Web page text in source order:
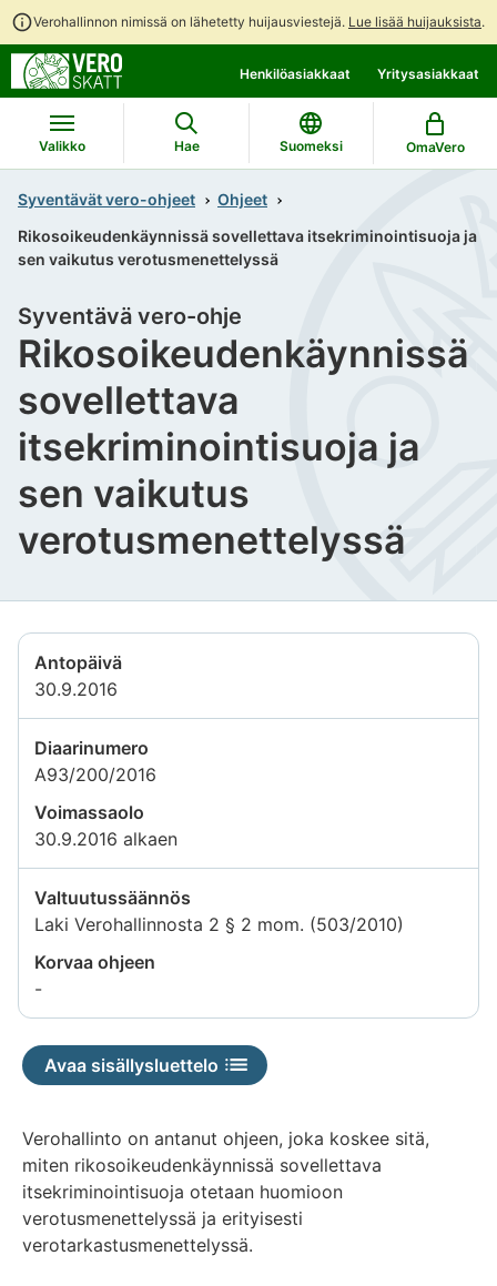
Verohallinnon nimissä on lähetetty huijausviestejä. Lue lisää huijauksista.
suoraan
sisältöön
koko
sivuston
hakuun
Henkilöasiakkaat Yritysasiakkaat
Valikko Hae Suomeksi OmaVero
Syventävät vero-ohjeet
Ohjeet
Rikosoikeudenkäynnissä sovellettava itsekriminointisuoja ja
sen vaikutus verotusmenettelyssä
Rikosoikeudenkäynnissä
sovellettava
itsekriminointisuoja ja
sen vaikutus
verotusmenettelyssä
Syventävä vero-ohje
Antopäivä
30.9.2016
Diaarinumero
A93/200/2016
Voimassaolo
30.9.2016 alkaen
Valtuutussäännös
Laki Verohallinnosta 2 § 2 mom. (503/2010)
Korvaa ohjeen
-
Avaa sisällysluettelo
Verohallinto on antanut ohjeen, joka koskee sitä,
miten rikosoikeudenkäynnissä sovellettava
itsekriminointisuoja otetaan huomioon
verotusmenettelyssä ja erityisesti
verotarkastusmenettelyssä.